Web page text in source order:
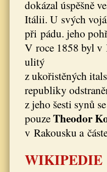
dokázal úspěšně
Itálii. U svých
při pádu. jeho
V roce 1858 byl v
ulitý
z ukořistěných
republiky
z jeho šesti synů
pouzeTheodor
v Rakousku a
WIKIPEDIE